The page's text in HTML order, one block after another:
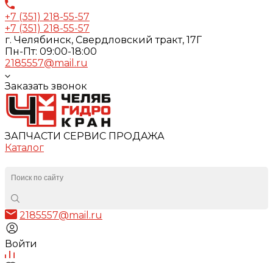
+7 (351) 218-55-57
+7 (351) 218-55-57
г. Челябинск, Свердловский тракт, 17Г
Пн-Пт: 09:00-18:00
2185557@mail.ru
Заказать звонок
ЗАПЧАСТИ СЕРВИС ПРОДАЖА
Каталог
2185557@mail.ru
Войти